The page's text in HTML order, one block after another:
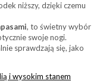
niższy, dzięki czemu
, to świetny wybór
swoje nogi.
sprawdzają się, jako